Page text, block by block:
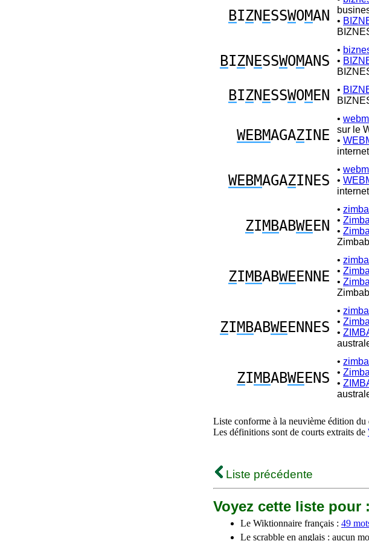
BIZN ESSWOMAN
•
BIZN ESSWOMANS
•
•
BIZN ESSWOM EN •
WEBMAGAZINE
•
sur le
•
WEBMAGAZINES
•
•
ZIMBABWEEN
•
•
•
ZIMBABWEENNE
•
•
•
ZIMBABWEENNES
•
•
•
ZIMBABWEENS
•
•
•
Liste conforme à la neuvième édition
Les définitions sont de courts extraits de
Liste précédente
Voyez cette liste pour :
Le Wiktionnaire français : 49
Le scrabble en anglais : aucun